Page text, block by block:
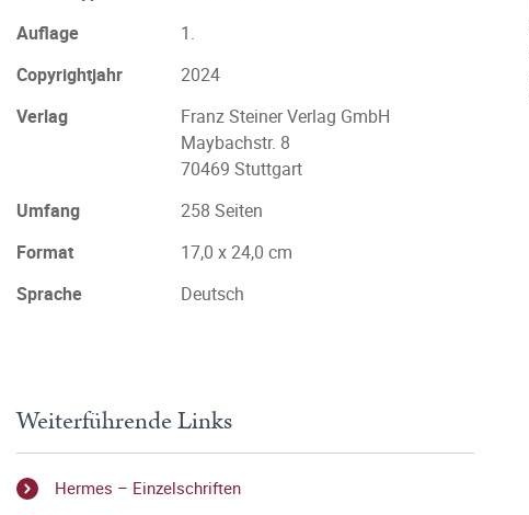
Auflage
1.
Copyrightjahr
2024
Verlag
Franz Steiner Verlag GmbH
Maybachstr. 8
70469 Stuttgart
Umfang
258 Seiten
Format
17,0 x 24,0 cm
Sprache
Deutsch
Weiterführende Links
Hermes – Einzelschriften